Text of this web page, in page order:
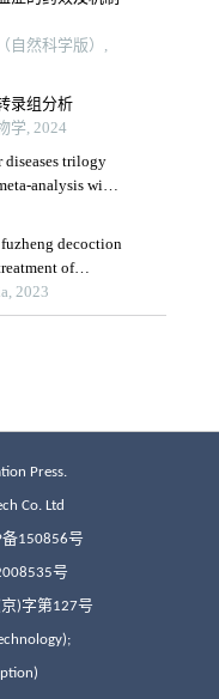
Press.
Co. Ltd
备150856号
号
)字第127号